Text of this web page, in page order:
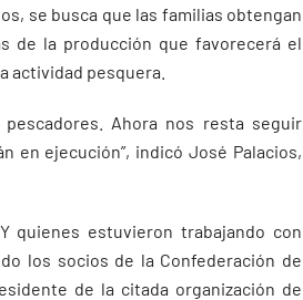
se busca que las familias obtengan
de la producción que favorecerá el
actividad pesquera.
Ahora nos resta seguir
en ejecución”, indicó José Palacios,
quienes estuvieron trabajando con
los socios de la Confederación de
de la citada organización de